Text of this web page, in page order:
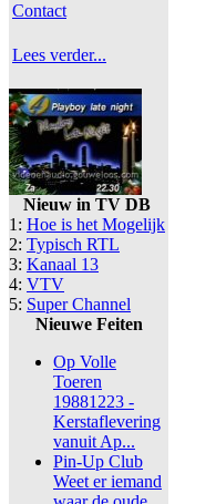
Contact
Lees verder...
Nieuw in TV DB
1: Hoe is het Mogelijk
2: Typisch RTL
3: Kanaal 13
4: VTV
5: Super Channel
Nieuwe Feiten
Op Volle
Toeren
19881223 -
Kerstaflevering
vanuit Ap...
Pin-Up Club
Weet er iemand